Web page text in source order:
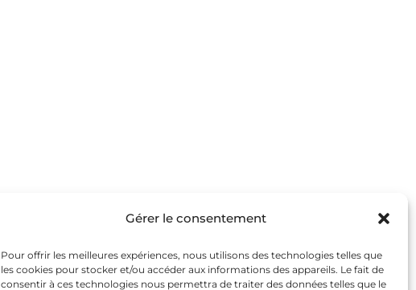
Gérer le consentement
Pour offrir les meilleures expériences, nous utilisons des technologies telles que
les cookies pour stocker et/ou accéder aux informations des appareils. Le fait de
consentir à ces technologies nous permettra de traiter des données telles que le